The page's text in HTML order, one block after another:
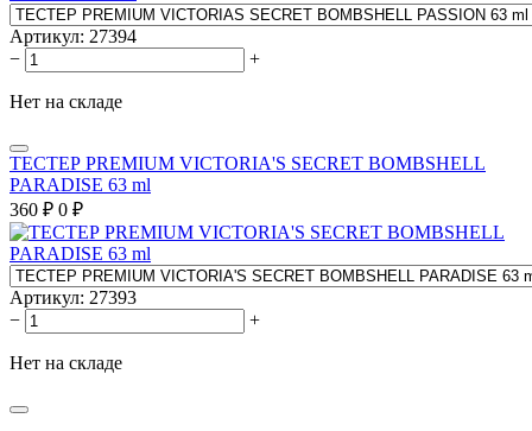
Артикул: 27394
−
+
Нет на складе
ТЕСТЕР PREMIUM VICTORIA'S SECRET BOMBSHELL
PARADISE 63 ml
360 ₽ 0 ₽
Артикул: 27393
−
+
Нет на складе